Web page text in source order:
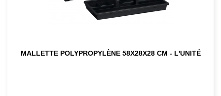
MALLETTE POLYPROPYLÈNE 58X28X28 CM - L'UNITÉ